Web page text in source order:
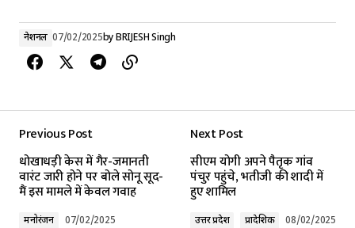
नेशनल 07/02/2025byBRIJESH Singh
Previous Post
धोखाधड़ी केस में गैर-जमानती
वारंट जारी होने पर बोले सोनू सूद-
मैं इस मामले में केवल गवाह
मनोरंजन 07/02/2025
Next Post
सीएम योगी अपने पैतृक गांव
पंचुर पहुंचे, भतीजी की शादी में
हुए शामिल
उत्तर प्रदेश प्रादेशिक 08/02/2025